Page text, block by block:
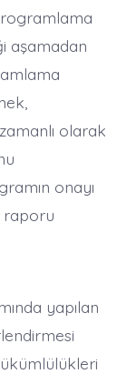
aşamadan
olarak
onayı
raporu
yapılan